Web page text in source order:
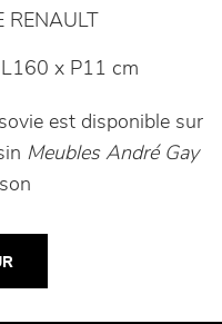
RENAULT
x P11 cm
est disponible sur
Meubles André Gay